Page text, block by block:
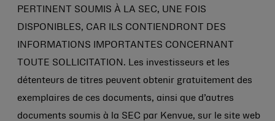
PERTINENT SOUMIS À LA SEC, UNE FOIS
DISPONIBLES, CAR ILS CONTIENDRONT DES
INFORMATIONS IMPORTANTES CONCERNANT
TOUTE SOLLICITATION. Les investisseurs et les
détenteurs de titres peuvent obtenir gratuitement des
exemplaires de ces documents, ainsi que d’autres
documents soumis à la SEC par Kenvue, sur le site web